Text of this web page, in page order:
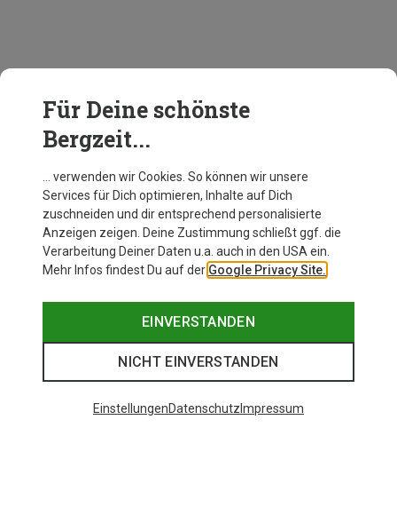
Für Deine schönste
Bergzeit...
… verwenden wir Cookies. So können wir unsere
Services für Dich optimieren, Inhalte auf Dich
zuschneiden und dir entsprechend personalisierte
Anzeigen zeigen. Deine Zustimmung schließt ggf. die
Verarbeitung Deiner Daten u.a. auch in den USA ein.
Mehr Infos findest Du auf der Google Privacy Site.
EINVERSTANDEN
NICHT EINVERSTANDEN
EinstellungenDatenschutz Impressum